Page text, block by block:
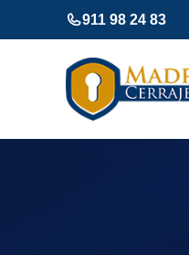
al
911 98 24 83